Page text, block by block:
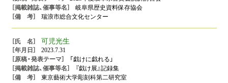
岐阜県歴史資料保存協会
瑞浪市総合文化センター
可児光生
2023.7.31
「戯けに戯れる」
『戯け展』記録集
東京藝術大学彫刻科第二研究室